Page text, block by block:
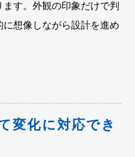
す。外観の印象だけで判
想像しながら設計を進め
変化に対応でき